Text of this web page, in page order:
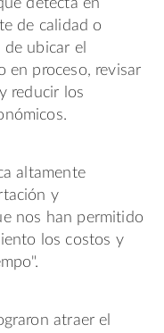
de calidad o
ubicar el
en proceso, revisar
reducir los
altamente
y
nos han permitido
los costos y
atraer el